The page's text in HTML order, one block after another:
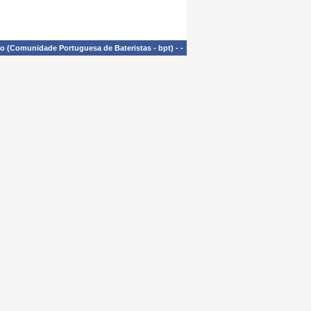
(Comunidade Portuguesa de Bateristas - bpt) - -